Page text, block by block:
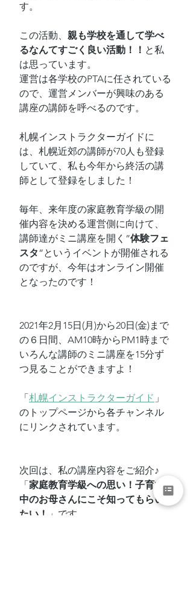
す。
この活動、 親も学校を通して学べ
るなんてすごく良い活動！！ と私
は思っています。
運営は各学校のPTAに任されている
ので、運営メンバーが興味のある
講座の講師を呼べるのです。
札幌インストラクターガイドに
は、札幌近郊の講師が70人も登録
していて、私も今年から終活の講
師として登録をしました！
毎年、来年度の家庭教育学級の開
催内容を決める運営側に向けて、
講師達がミニ講座を開く”体験フェ
スタ”というイベントが開催される
のですが、今年はオンライン開催
となったのです！
2021年2月15日(月)から20日(金)まで
の６日間、AM10時からPM1時まで
いろんな講師のミニ講座を15分ず
つ見ることができますよ！
「札幌インストラクターガイド 」
のトップページから各チャンネル
にリンクされています。
次回は、私の講座内容をご紹介♪
「家庭教育学級への思い！子育て
中のお母さんにこそ知ってもらい
たい！ 」です。